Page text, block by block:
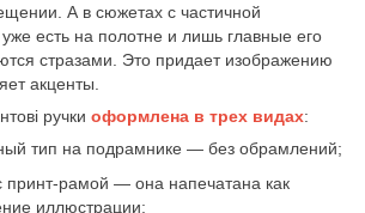
А в сюжетах с частичной
есть на полотне и лишь главные его
стразами. Это придает изображению
акценты.
ручки оформлена в трех видах:
тип на подрамнике — без обрамлений;
принт-рамой — она напечатана как
иллюстрации;